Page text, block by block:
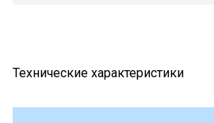
Технические характеристики